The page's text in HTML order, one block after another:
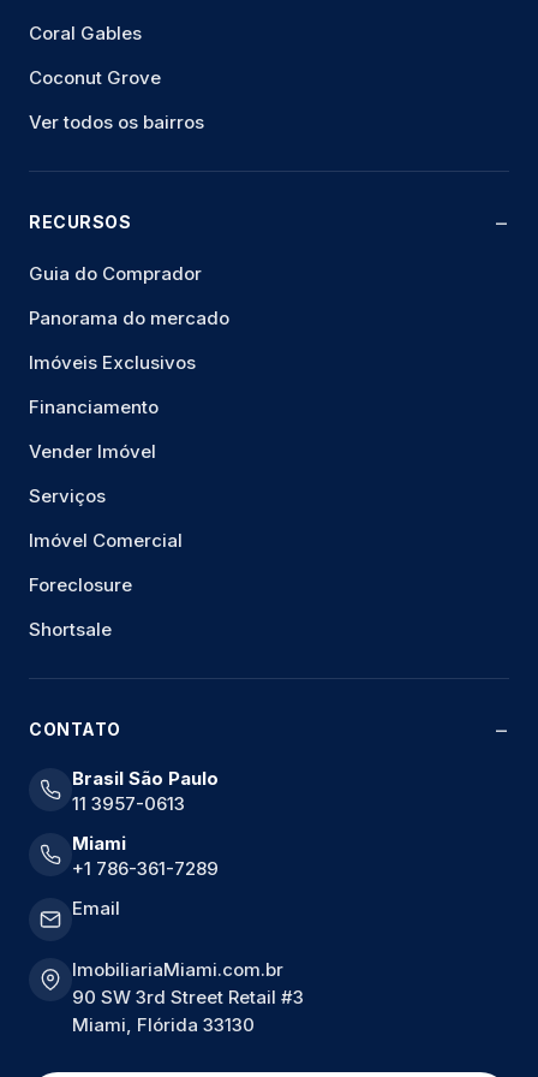
Coral Gables
Coconut Grove
Ver todos os bairros
RECURSOS
Guia do Comprador
Panorama do mercado
Imóveis Exclusivos
Financiamento
Vender Imóvel
Serviços
Imóvel Comercial
Foreclosure
Shortsale
CONTATO
Brasil São Paulo
11 3957-0613
Miami
+1 786-361-7289
Email
ImobiliariaMiami.com.br
90 SW 3rd Street Retail #3
Miami, Flórida 33130